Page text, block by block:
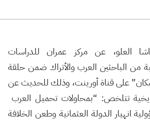
العلو، عن مركز عمران للدراسات
من الباحثين العرب والأتراك ضمن حلقة
على قناة أورينت، وذلك للحديث عن
تتلخص: “بمحاولات تحميل العرب
انهيار الدولة العثمانية وطعن الخلافة